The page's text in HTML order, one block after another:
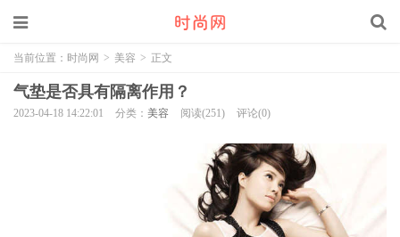
当前位置： 时尚网 > 美容 > 正文
气垫是否具有隔离作用？
2023-04-18 14:22:01 分类： 美容 阅读(251) 评论(0)